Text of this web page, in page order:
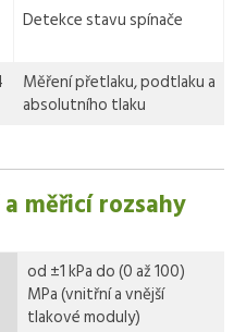
Detekce stavu spínače
Měření přetlaku, podtlaku a
absolutního tlaku
měřicí rozsahy
od ±1 kPa do (0 až 100)
MPa (vnitřní a vnější
tlakové moduly)